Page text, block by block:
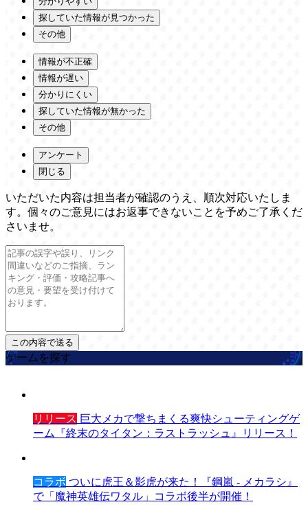
探していた情報が見つかった
その他
情報が不正確
情報が遅い
分かりにくい
探していた情報が無かった
その他
アンケート
閉じる
いただいた内容は担当者が確認のうえ、順次対応いたしま
す。個々のご意見にはお返事できないことを予めご了承くだ
さいませ。
ゲームを探す
リリース 巨大メカで撃ちまくる爽快シューティングゲ
ーム『終末のタイタン：ラストラッシュ』リリース！
コラボ ついに虎王＆影虎が来た！『鋼嵐 - メカラシ』
で「魔神英雄伝ワタル」コラボ後半が開催！